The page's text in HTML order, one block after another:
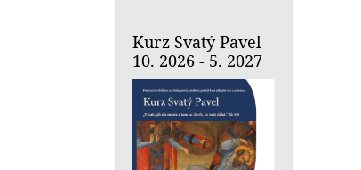
Kurz Svatý Pavel
10. 2026 - 5. 2027